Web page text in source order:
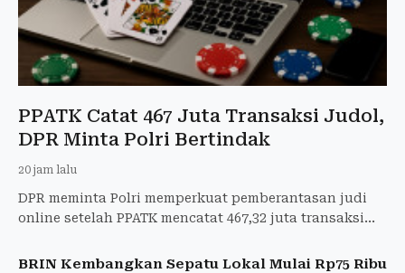
PPATK Catat 467 Juta Transaksi Judol,
DPR Minta Polri Bertindak
20 jam lalu
DPR meminta Polri memperkuat pemberantasan judi
online setelah PPATK mencatat 467,32 juta transaksi
BRIN Kembangkan Sepatu Lokal Mulai Rp75 Ribu